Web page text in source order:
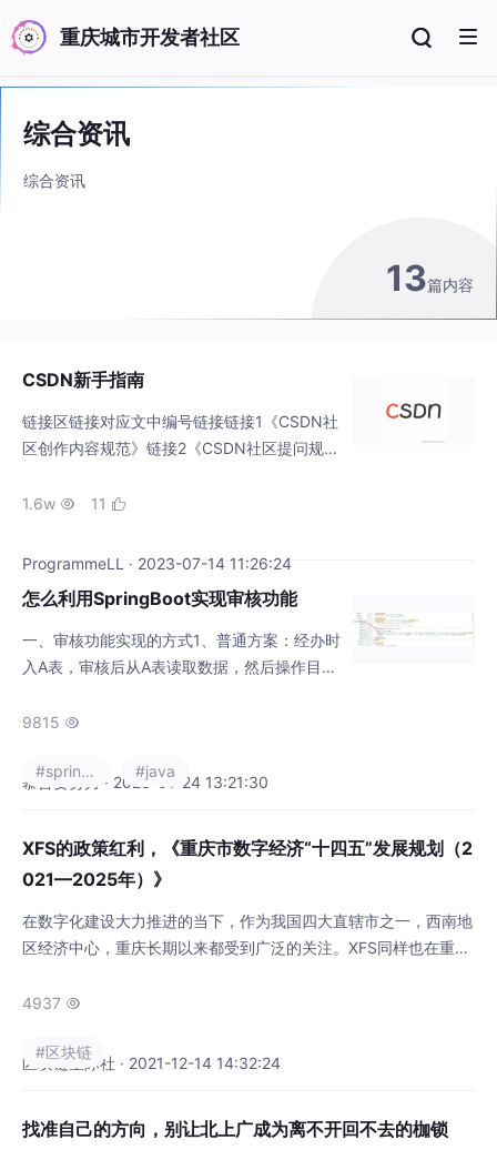
重庆城市开发者社区
综合资讯
综合资讯
13篇内容
CSDN新手指南
链接区链接对应文中编号链接链接1《CSDN社
区创作内容规范》链接2《CSDN社区提问规
链接5《2023博客之星入围规则》链接6CSD
1.6w  11 
ProgrammeLL · 2023-07-14 11:26:24
怎么利用SpringBoot实现审核功能
一、审核功能实现的方式1、普通方案：经办时
入A表，审核后从A表读取数据，然后操作目标
高度的嵌入；审核功能数据操作不统一2、弹
限控制，如果需要，则弹出框，由审核人员进
等全部功能；劣势：需要经办人和审核人同时
在场操作3、入参缓冲时方案：审核功能
9815 
慕言要努力 · 2023-01-24 13:21:30
#spring boot #java
XFS的政策红利，《重庆市数字经济“十四五”发展规划（2
021—2025年）》
在数字化建设大力推进的当下，作为我国四大直辖市之一，西南地
区经济中心，重庆长期以来都受到广泛的关注。XFS同样也在重庆
4937 
区块链星际社 · 2021-12-14 14:32:24
#区块链
找准自己的方向，别让北上广成为离不开回不去的枷锁